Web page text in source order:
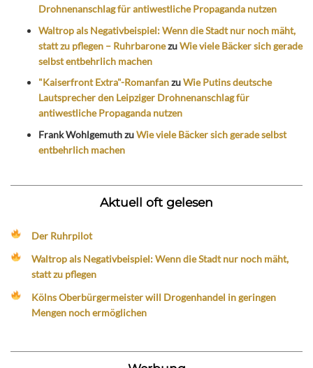
Drohnenanschlag für antiwestliche Propaganda nutzen
Waltrop als Negativbeispiel: Wenn die Stadt nur noch mäht,
statt zu pflegen – RuhrbaronezuWie viele Bäcker sich gerade
selbst entbehrlich machen
"Kaiserfront Extra"-RomanfanzuWie Putins deutsche
Lautsprecher den Leipziger Drohnenanschlag für
antiwestliche Propaganda nutzen
Frank WohlgemuthzuWie viele Bäcker sich gerade selbst
entbehrlich machen
Aktuell oft gelesen
Der Ruhrpilot
Waltrop als Negativbeispiel: Wenn die Stadt nur noch mäht,
statt zu pflegen
Kölns Oberbürgermeister will Drogenhandel in geringen
Mengen noch ermöglichen